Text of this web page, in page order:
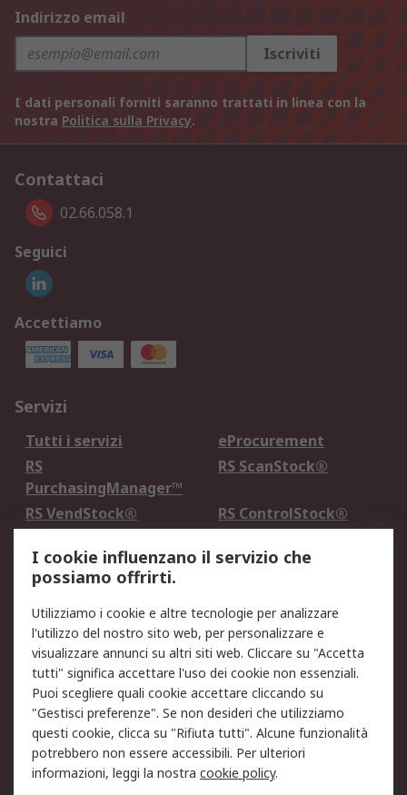
Indirizzo email
Iscriviti
I dati personali forniti saranno trattati in linea con la
nostra Politica sulla Privacy.
Contattaci
02.66.058.1
Seguici
Accettiamo
Servizi
Tutti i servizi
eProcurement
RS
PurchasingManager™
RS ScanStock®
RS VendStock®
RS ControlStock®
Legale
Informativa Cookie
Informativa Privacy -
Aggiornata
Email Security
Termini d'uso
Condizioni di vendita
Condizioni generali di
servizio
Etica e responsabilità
Chi Siamo
I cookie influenzano il servizio che
possiamo offrirti.
Utilizziamo i cookie e altre tecnologie per analizzare
l'utilizzo del nostro sito web, per personalizzare e
visualizzare annunci su altri siti web. Cliccare su "Accetta
tutti" significa accettare l'uso dei cookie non essenziali.
Puoi scegliere quali cookie accettare cliccando su
"Gestisci preferenze". Se non desideri che utilizziamo
questi cookie, clicca su "Rifiuta tutti". Alcune funzionalità
potrebbero non essere accessibili. Per ulteriori
informazioni, leggi la nostra cookie policy.